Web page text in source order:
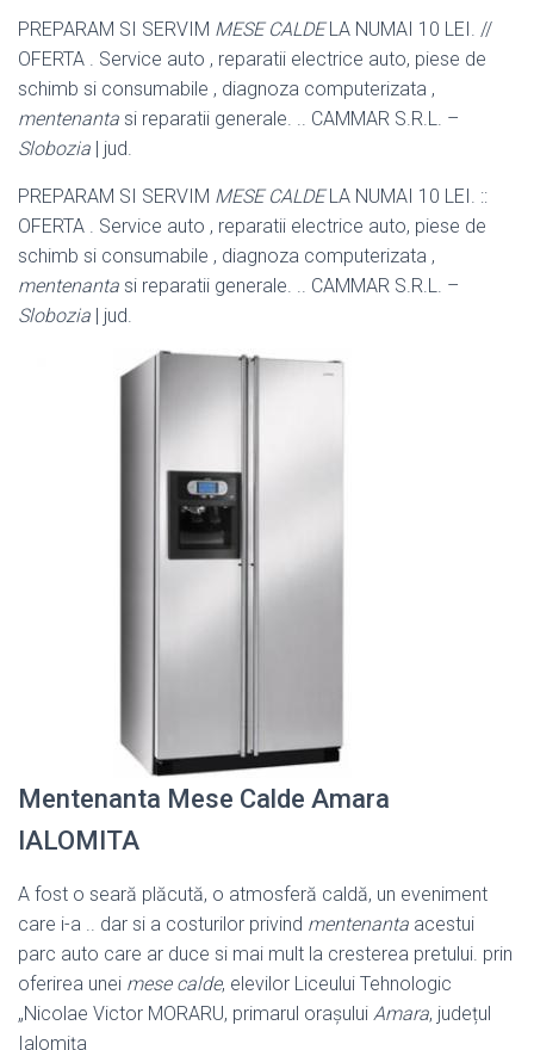
PREPARAM SI SERVIM MESE CALDELA NUMAI 10 LEI. //
OFERTA . Service auto , reparatii electrice auto, piese de
schimb si consumabile , diagnoza computerizata ,
mentenanta si reparatii generale. .. CAMMAR S.R.L. –
Slobozia | jud.
PREPARAM SI SERVIM MESE CALDELA NUMAI 10 LEI. ::
OFERTA . Service auto , reparatii electrice auto, piese de
schimb si consumabile , diagnoza computerizata ,
mentenanta si reparatii generale. .. CAMMAR S.R.L. –
Slobozia | jud.
Mentenanta Mese Calde Amara
IALOMITA
A fost o seară plăcută, o atmosferă caldă, un eveniment
care i-a .. dar si a costurilor privind mentenanta acestui
parc auto care ar duce si mai mult la cresterea pretului. prin
oferirea unei mese calde, elevilor Liceului Tehnologic
„Nicolae Victor MORARU, primarul orașului Amara, județul
Ialomița